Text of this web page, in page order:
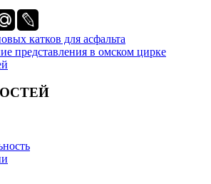
катков для асфальта
представления в омском цирке